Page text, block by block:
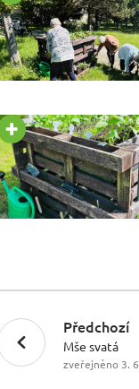
Předchozí
Mše svatá
zveřejněno 3.